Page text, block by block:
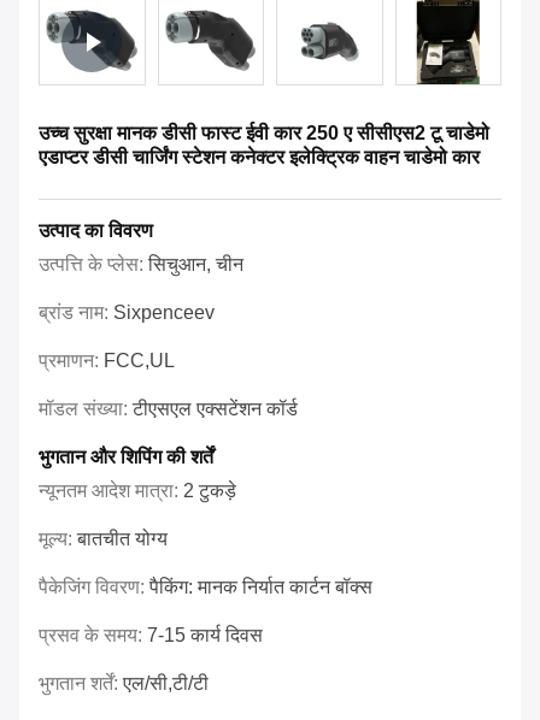
उच्च सुरक्षा मानक डीसी फास्ट ईवी कार 250 ए सीसीएस2 टू चाडेमो
एडाप्टर डीसी चार्जिंग स्टेशन कनेक्टर इलेक्ट्रिक वाहन चाडेमो कार
उत्पाद का विवरण
उत्पत्ति के प्लेस:सिचुआन, चीन
ब्रांड नाम: Sixpenceev
प्रमाणन: FCC,UL
मॉडल संख्या:टीएसएल एक्सटेंशन कॉर्ड
भुगतान और शिपिंग की शर्तें
न्यूनतम आदेश मात्रा: 2 टुकड़े
मूल्य:बातचीत योग्य
पैकेजिंग विवरण:पैकिंग: मानक निर्यात कार्टन बॉक्स
प्रसव के समय: 7-15 कार्य दिवस
भुगतान शर्तें:एल/सी,टी/टी